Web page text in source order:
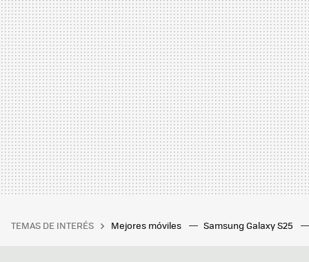
TEMAS DE INTERÉS Mejores móviles Samsung Galaxy S25